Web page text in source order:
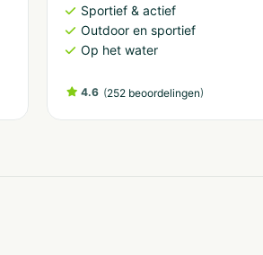
Sportief & actief
Outdoor en sportief
Op het water
4.6 (252 beoordelingen)